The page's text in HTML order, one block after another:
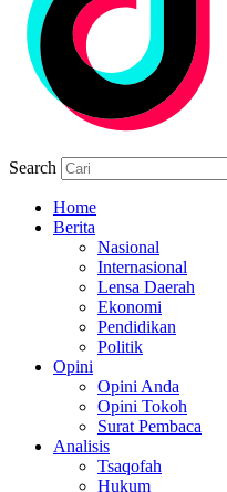
Search
Home
Berita
Nasional
Internasional
Lensa Daerah
Ekonomi
Pendidikan
Politik
Opini
Opini Anda
Opini Tokoh
Surat Pembaca
Analisis
Tsaqofah
Hukum